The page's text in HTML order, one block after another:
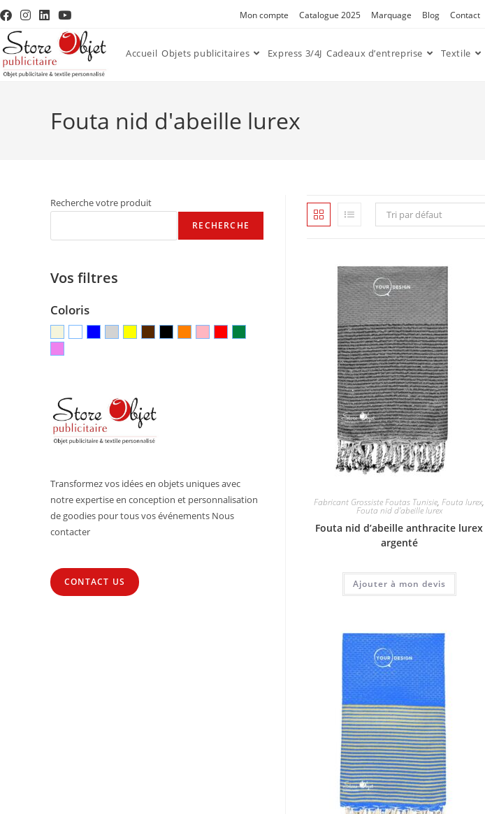
Mon compte Catalogue 2025 Marquage Blog Contact
Accueil Objets publicitaires Express 3/4J Cadeaux d’entreprise Textile
Fouta nid d'abeille lurex
Recherche votre produit
RECHERCHE
Vos filtres
Coloris
Transformez vos idées en objets uniques avec
notre expertise en conception et personnalisation
de goodies pour tous vos événements Nous
contacter
CONTACT US
Tri par défaut
Fabricant Grossiste Foutas Tunisie,Fouta lurex,
Fouta nid d'abeille lurex
Fouta nid d’abeille anthracite lurex
argenté
Ajouter à mon devis